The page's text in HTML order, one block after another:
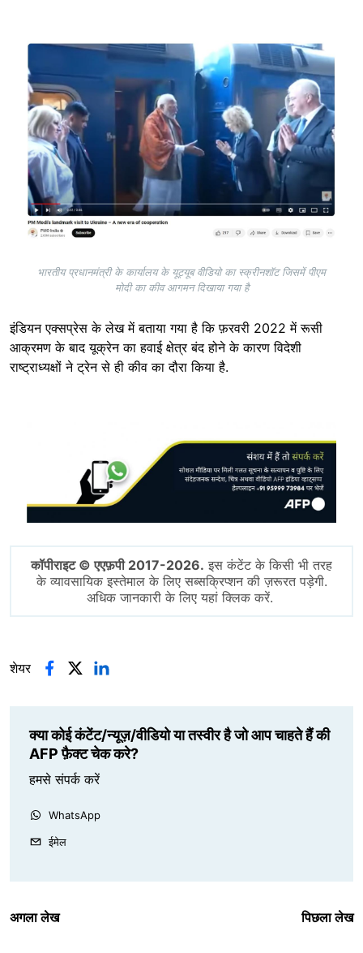
Image
भारतीय प्रधानमंत्री के कार्यालय के यूट्यूब वीडियो का स्क्रीनशॉट जिसमें पीएम
मोदी का कीव आगमन दिखाया गया है
इंडियन एक्सप्रेस के लेख में बताया गया है कि फ़रवरी 2022 में रूसी
आक्रमण के बाद यूक्रेन का हवाई क्षेत्र बंद होने के कारण विदेशी
राष्ट्राध्यक्षों ने ट्रेन से ही कीव का दौरा किया है.
कॉपीराइट © एएफ़पी 2017-2026. इस कंटेंट के किसी भी तरह
के व्यावसायिक इस्तेमाल के लिए सब्सक्रिप्शन की ज़रूरत पड़ेगी.
अधिक जानकारी के लिए यहां क्लिक करें.
शेयर
क्या कोई कंटेंट/न्यूज़/वीडियो या तस्वीर है जो आप चाहते हैं की
AFP फ़ैक्ट चेक करे?
हमसे संपर्क करें
WhatsApp
ईमेल
अगला लेख पिछला लेख